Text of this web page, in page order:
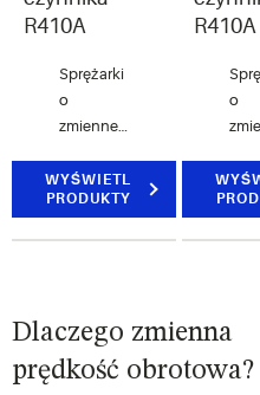
R410A
Sprężarki
o
zmiennej
obrotowej
ZHW z
wtryskiem
pary
WYŚWIETL
PRODUKTY
R410A
o
Dlaczego zmienna
prędkość obrotowa?